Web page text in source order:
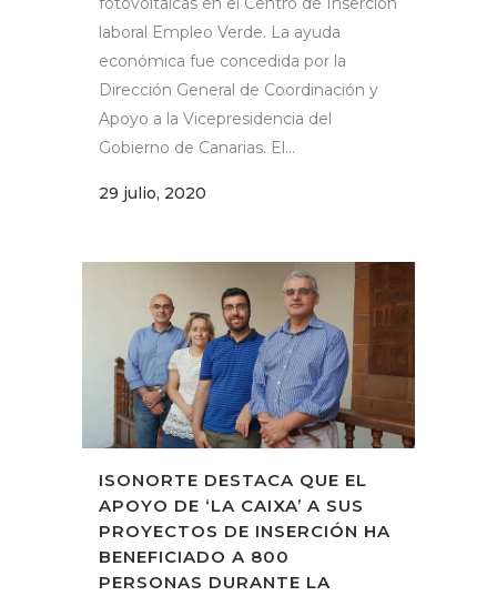
laboral Empleo Verde. La ayuda
económica fue concedida por la
Dirección General de Coordinación y
Apoyo a la Vicepresidencia del
Gobierno de Canarias. El...
29 julio, 2020
ISONORTE DESTACA QUE EL
APOYO DE ‘LA CAIXA’ A SUS
PROYECTOS DE INSERCIÓN HA
BENEFICIADO A 800
PERSONAS DURANTE LA